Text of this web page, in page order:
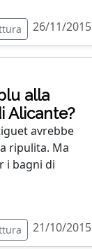
26/11/2015
alla
Alicante?
avrebbe
ripulita. Ma
i bagni di
21/10/2015